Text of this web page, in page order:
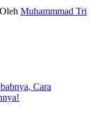
Muhammmad Tri
Cara